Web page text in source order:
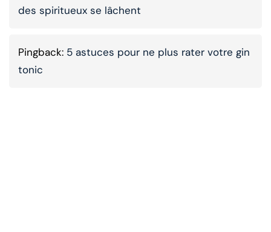
des spiritueux se lâchent
Pingback: 5 astuces pour ne plus rater votre gin
tonic